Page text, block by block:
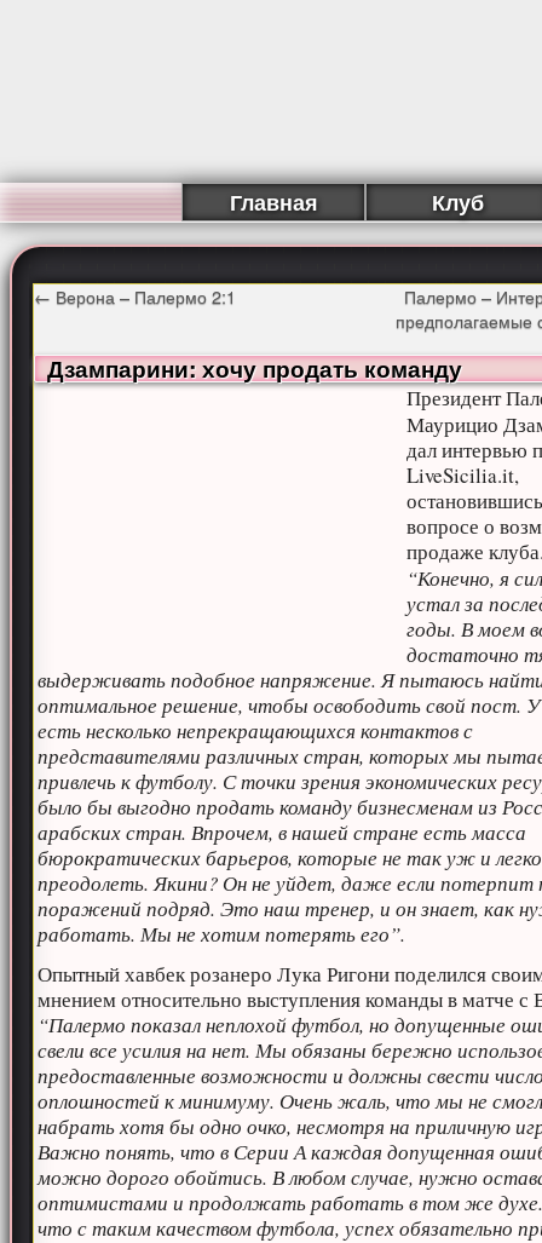
Главная Клуб
← Верона – Палермо 2:1
Палермо –
предполагаемые
Дзампарини: хочу продать команду
Президент
Маурицио
дал интервью
LiveSicilia.it,
вопросе о
продаже
“Конечно, я
устал за
годы. В моем
достаточно
выдерживать подобное напряжение. Я пытаюсь
оптимальное решение, чтобы освободить свой пост.
есть несколько непрекращающихся контактов с
представителями различных стран, которых мы
привлечь к футболу. С точки зрения экономических
было бы выгодно продать команду бизнесменам из
арабских стран. Впрочем, в нашей стране есть масса
бюрократических барьеров, которые не так уж и легко
преодолеть. Якини? Он не уйдет, даже если потерпит
поражений подряд. Это наш тренер, и он знает, как
работать. Мы не хотим потерять его”.
Опытный хавбек розанеро Лука Ригони поделился
мнением относительно выступления команды в матче с
“Палермо показал неплохой футбол, но допущенные
свели все усилия на нет. Мы обязаны бережно
предоставленные возможности и должны свести
оплошностей к минимуму. Очень жаль, что мы не
набрать хотя бы одно очко, несмотря на приличную
Важно понять, что в Серии А каждая допущенная
можно дорого обойтись. В любом случае, нужно
оптимистами и продолжать работать в том же духе.
что с таким качеством футбола, успех обязательно